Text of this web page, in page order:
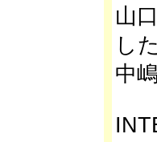
山
し
中